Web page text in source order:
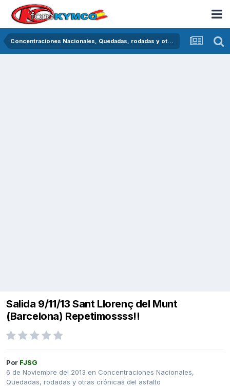
Concentraciones Nacionales, Quedadas, rodadas y otras crónicas del asfalto
Salida 9/11/13 Sant Llorenç del Munt
(Barcelona) Repetimossss!!
Por FJSG
6 de Noviembre del 2013 en Concentraciones Nacionales,
Quedadas, rodadas y otras crónicas del asfalto